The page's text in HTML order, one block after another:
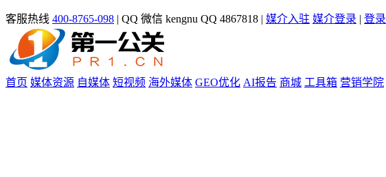
客服热线 400-8765-098 | QQ 微信 kengnu QQ 4867818 | 媒介入驻 媒介登录 | 登录
首页 媒体资源 自媒体 短视频 海外媒体 GEO优化 AI报告 商城 工具箱 营销学院